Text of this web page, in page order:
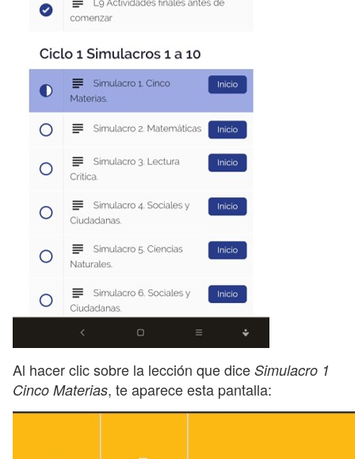
Al hacer clic sobre la lección que dice Simulacro 1
Cinco Materias, te aparece esta pantalla: